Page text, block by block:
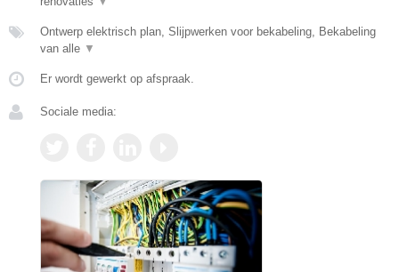
Ontwerp elektrisch plan, Slijpwerken voor bekabeling, Bekabeling
van alle ▼
Er wordt gewerkt op afspraak.
Sociale media: